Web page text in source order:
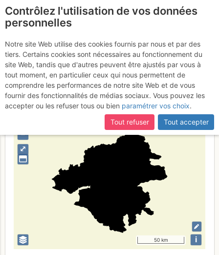
Loire-Atlantique
Type de région limite administrative
⤢
–
50 km i
Contrôlez l'utilisation de vos données
personnelles
Notre site Web utilise des cookies fournis par nous et par des
tiers. Certains cookies sont nécessaires au fonctionnement du
site Web, tandis que d'autres peuvent être ajustés par vous à
tout moment, en particulier ceux qui nous permettent de
comprendre les performances de notre site Web et de vous
fournir des fonctionnalités de médias sociaux. Vous pouvez les
accepter ou les refuser tous ou bien paramétrer vos choix.
Tout refuser
Tout accepter